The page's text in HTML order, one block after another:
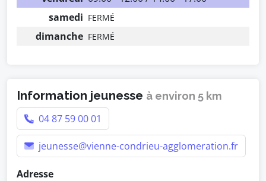
samedi FERMÉ
dimanche FERMÉ
Information jeunesse à environ 5 km
04 87 59 00 01
jeunesse@vienne-condrieu-agglomeration.fr
Adresse